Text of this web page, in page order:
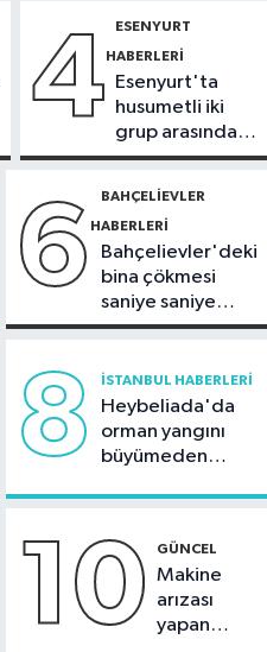
görevlisi alınacak
Şüpheli gözaltında
4 ESENYURT
HABERLERI
Esenyurt'ta
husumetli iki
grup arasında
silahlı kavga
6 BAHÇELIEVLER
HABERLERI
Bahçelievler'deki
bina çökmesi
saniye saniye
görüntülendi
8 İSTANBUL HABERLERI
Heybeliada'da
orman yangını
büyümeden
10 GÜNCEL
Makine
arızası
yapan